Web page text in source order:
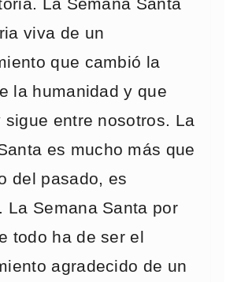
La Semana Santa
viva de un
que cambió la
la humanidad y que
sigue entre nosotros. La
es mucho más que
del pasado, es
La Semana Santa por
todo ha de ser el
agradecido de un